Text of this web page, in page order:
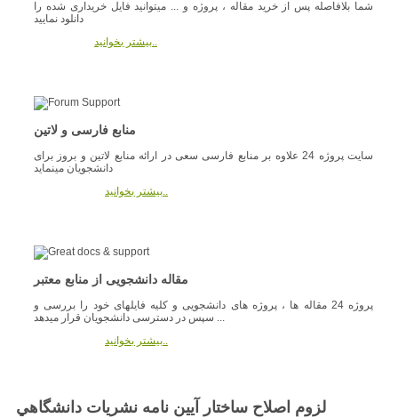
شما بلافاصله پس از خرید مقاله ، پروژه و ... میتوانید فایل خریداری شده را
دانلود نمایید
بیشتر بخوانید..
منابع فارسی و لاتین
سایت پروژه 24 علاوه بر منابع فارسی سعی در ارائه منابع لاتین و بروز برای
دانشجویان مینماید
بیشتر بخوانید..
مقاله دانشجویی از منابع معتبر
پروژه 24 مقاله ها ، پروژه های دانشجویی و کلیه فایلهای خود را بررسی و
سپس در دسترسی دانشجویان قرار میدهد ...
بیشتر بخوانید..
لزوم اصلاح ساختار آيين نامه نشريات دانشگاهي